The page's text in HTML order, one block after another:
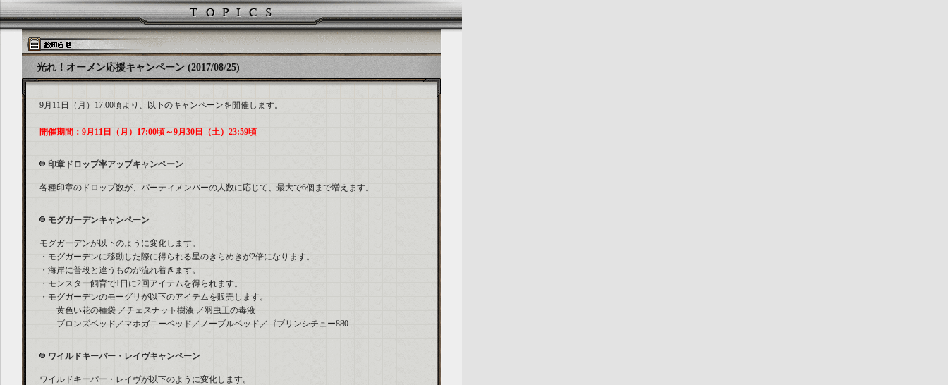
光れ！オーメン応援キャンペーン (2017/08/25)
9月11日（月）17:00頃より、以下のキャンペーンを開催します。
開催期間：9月11日（月）17:00頃～9月30日（土）23:59頃
印章ドロップ率アップキャンペーン
各種印章のドロップ数が、パーティメンバーの人数に応じて、最大で6個まで増えます。
モグガーデンキャンペーン
モグガーデンが以下のように変化します。
・モグガーデンに移動した際に得られる星のきらめきが2倍になります。
・海岸に普段と違うものが流れ着きます。
・モンスター飼育で1日に2回アイテムを得られます。
・モグガーデンのモーグリが以下のアイテムを販売します。
黄色い花の種袋 ／チェスナット樹液 ／羽虫王の毒液
ブロンズベッド／マホガニーベッド／ノーブルベッド／ゴブリンシチュー880
ワイルドキーパー・レイヴキャンペーン
ワイルドキーパー・レイヴが以下のように変化します。